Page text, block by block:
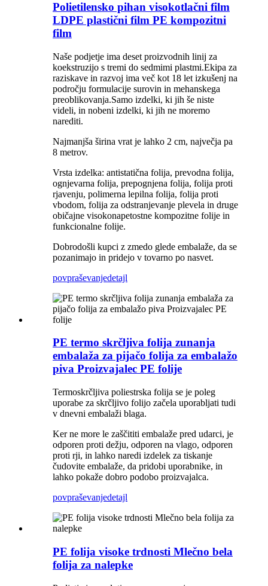
Polietilensko pihan visokotlačni film
LDPE plastični film PE kompozitni
film
Naše podjetje ima deset proizvodnih linij za
koekstruzijo s tremi do sedmimi plastmi.Ekipa za
raziskave in razvoj ima več kot 18 let izkušenj na
področju formulacije surovin in mehanskega
preoblikovanja.Samo izdelki, ki jih še niste
videli, in nobeni izdelki, ki jih ne moremo
narediti.
Najmanjša širina vrat je lahko 2 cm, največja pa
8 metrov.
Vrsta izdelka: antistatična folija, prevodna folija,
ognjevarna folija, prepognjena folija, folija proti
rjavenju, polimerna lepilna folija, folija proti
vbodom, folija za odstranjevanje plevela in druge
običajne visokonapetostne kompozitne folije in
funkcionalne folije.
Dobrodošli kupci z zmedo glede embalaže, da se
pozanimajo in pridejo v tovarno po nasvet.
povpraševanjedetajl
PE termo skrčljiva folija zunanja
embalaža za pijačo folija za embalažo
piva Proizvajalec PE folije
Termoskrčljiva poliestrska folija se je poleg
uporabe za skrčljivo folijo začela uporabljati tudi
v dnevni embalaži blaga.
Ker ne more le zaščititi embalaže pred udarci, je
odporen proti dežju, odporen na vlago, odporen
proti rji, in lahko naredi izdelek za tiskanje
čudovite embalaže, da pridobi uporabnike, in
lahko pokaže dobro podobo proizvajalca.
povpraševanjedetajl
PE folija visoke trdnosti Mlečno bela
folija za nalepke